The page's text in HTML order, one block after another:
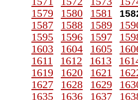
1579
1580 1581
1587 1588 1589
1595
1596 1597
1603
1604 1605
1611
1612 1613
1619
1620 1621
1627
1628 1629
1635
1636 1637